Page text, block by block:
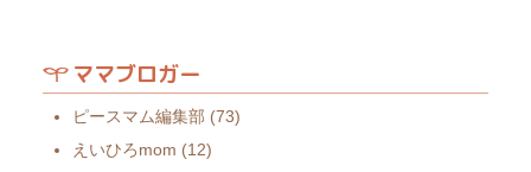
ママブロガー
ピースマム編集部 (73)
えいひろmom (12)